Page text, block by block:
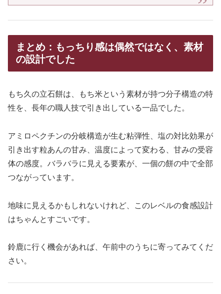
まとめ：もっちり感は偶然ではなく、素材
の設計でした
もち久の立石餅は、もち米という素材が持つ分子構造の特
性を、長年の職人技で引き出している一品でした。
アミロペクチンの分岐構造が生む粘弾性、塩の対比効果が
引き出す粒あんの甘み、温度によって変わる、甘みの受容
体の感度。バラバラに見える要素が、一個の餅の中で全部
つながっています。
地味に見えるかもしれないけれど、このレベルの食感設計
はちゃんとすごいです。
鈴鹿に行く機会があれば、午前中のうちに寄ってみてくだ
さい。